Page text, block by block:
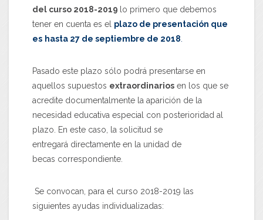
del curso 2018-2019 lo primero que debemos
tener en cuenta es el plazo de presentación que
es hasta 27 de septiembre de 2018
Pasado este plazo sólo podrá presentarse en
aquellos supuestos extraordinarios en los que se
acredite documentalmente la aparición de la
necesidad educativa especial con posterioridad al
plazo. En este caso, la solicitud se
entregará directamente en la unidad de
becas correspondiente.
Se convocan, para el curso 2018-2019 las
siguientes ayudas individualizadas: